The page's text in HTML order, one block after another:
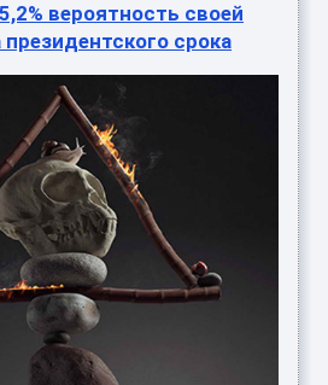
вероятность своей
срока